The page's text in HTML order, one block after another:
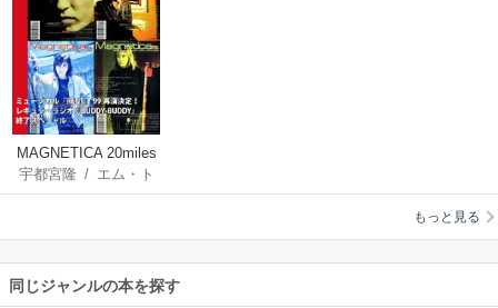
MAGNETICA 20miles
archives 5
宇都宮隆 / エム・ト
レス
もっと見る
同じジャンルの本を探す